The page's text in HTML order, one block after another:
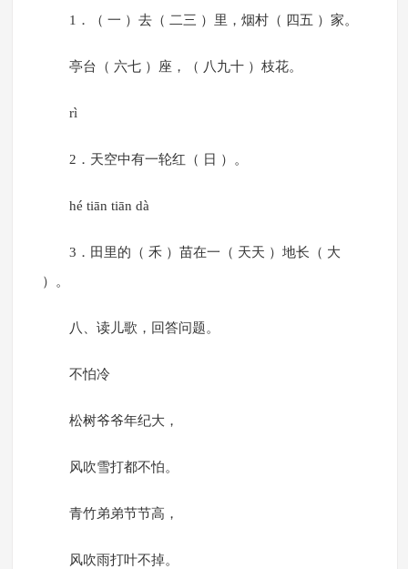
1．（ 一 ）去（ 二三 ）里，烟村（ 四五 ）家。
亭台（ 六七 ）座，（ 八九十 ）枝花。
rì
2．天空中有一轮红（ 日 ）。
hé tiān tiān dà
3．田里的（ 禾 ）苗在一（ 天天 ）地长（ 大
）。
八、读儿歌，回答问题。
不怕冷
松树爷爷年纪大，
风吹雪打都不怕。
青竹弟弟节节高，
风吹雨打叶不掉。